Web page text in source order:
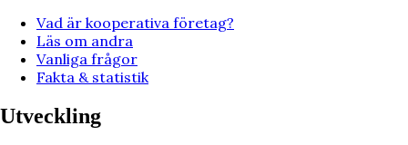
Vad är kooperativa företag?
Läs om andra
Vanliga frågor
Fakta & statistik
Utveckling